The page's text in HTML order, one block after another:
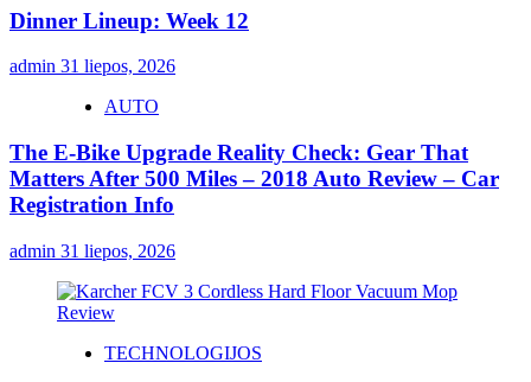
Dinner Lineup: Week 12
admin 31 liepos, 2026
AUTO
The E-Bike Upgrade Reality Check: Gear That
Matters After 500 Miles – 2018 Auto Review – Car
Registration Info
admin 31 liepos, 2026
TECHNOLOGIJOS